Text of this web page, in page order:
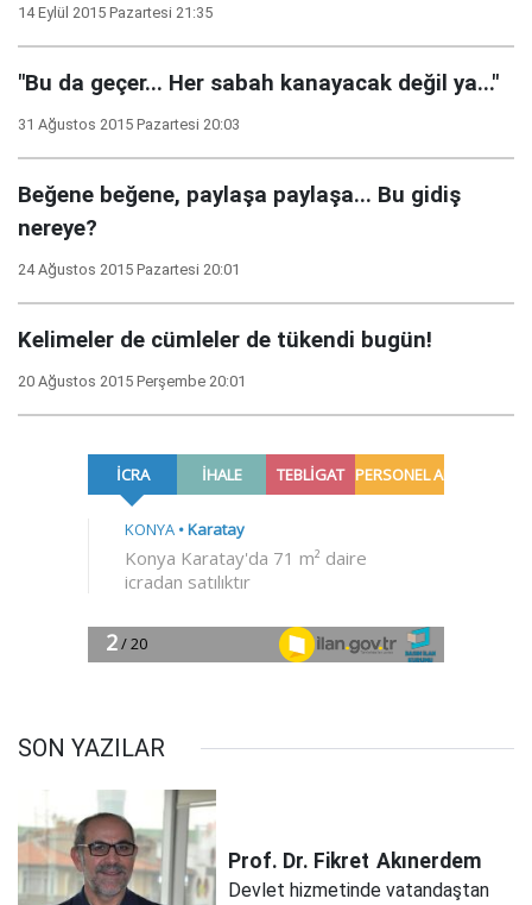
14 Eylül 2015 Pazartesi 21:35
"Bu da geçer... Her sabah kanayacak değil ya..."
31 Ağustos 2015 Pazartesi 20:03
Beğene beğene, paylaşa paylaşa... Bu gidiş
nereye?
24 Ağustos 2015 Pazartesi 20:01
Kelimeler de cümleler de tükendi bugün!
20 Ağustos 2015 Perşembe 20:01
SON YAZILAR
Prof. Dr. Fikret Akınerdem
Devlet hizmetinde vatandaştan